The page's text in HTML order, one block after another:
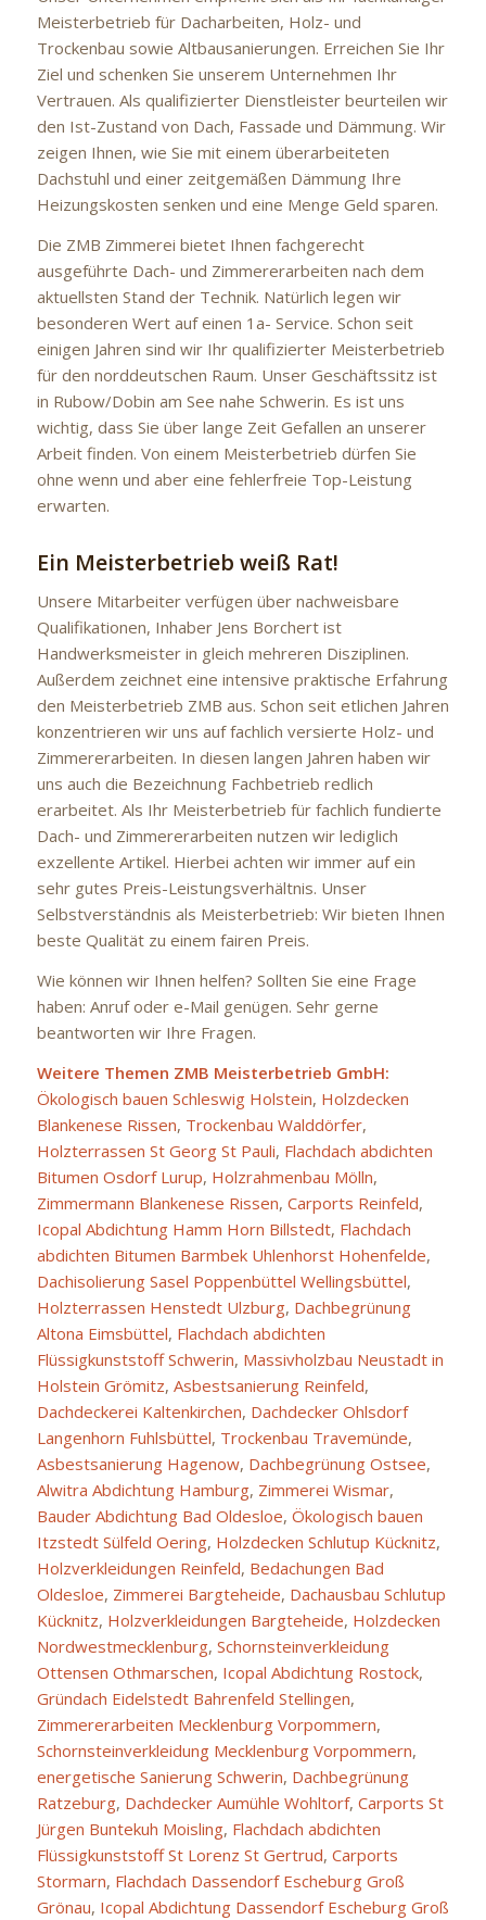
Meisterbetrieb für Dacharbeiten, Holz- und
Trockenbau sowie Altbausanierungen. Erreichen Sie Ihr
Ziel und schenken Sie unserem Unternehmen Ihr
Vertrauen. Als qualifizierter Dienstleister beurteilen wir
den Ist-Zustand von Dach, Fassade und Dämmung. Wir
zeigen Ihnen, wie Sie mit einem überarbeiteten
Dachstuhl und einer zeitgemäßen Dämmung Ihre
Heizungskosten senken und eine Menge Geld sparen.
Die ZMB Zimmerei bietet Ihnen fachgerecht
ausgeführte Dach- und Zimmererarbeiten nach dem
aktuellsten Stand der Technik. Natürlich legen wir
besonderen Wert auf einen 1a- Service. Schon seit
einigen Jahren sind wir Ihr qualifizierter Meisterbetrieb
für den norddeutschen Raum. Unser Geschäftssitz ist
in Rubow/Dobin am See nahe Schwerin. Es ist uns
wichtig, dass Sie über lange Zeit Gefallen an unserer
Arbeit finden. Von einem Meisterbetrieb dürfen Sie
ohne wenn und aber eine fehlerfreie Top-Leistung
erwarten.
Ein Meisterbetrieb weiß Rat!
Unsere Mitarbeiter verfügen über nachweisbare
Qualifikationen, Inhaber Jens Borchert ist
Handwerksmeister in gleich mehreren Disziplinen.
Außerdem zeichnet eine intensive praktische Erfahrung
den Meisterbetrieb ZMB aus. Schon seit etlichen Jahren
konzentrieren wir uns auf fachlich versierte Holz- und
Zimmererarbeiten. In diesen langen Jahren haben wir
uns auch die Bezeichnung Fachbetrieb redlich
erarbeitet. Als Ihr Meisterbetrieb für fachlich fundierte
Dach- und Zimmererarbeiten nutzen wir lediglich
exzellente Artikel. Hierbei achten wir immer auf ein
sehr gutes Preis-Leistungsverhältnis. Unser
Selbstverständnis als Meisterbetrieb: Wir bieten Ihnen
beste Qualität zu einem fairen Preis.
Wie können wir Ihnen helfen? Sollten Sie eine Frage
haben: Anruf oder e-Mail genügen. Sehr gerne
beantworten wir Ihre Fragen.
Weitere Themen ZMB Meisterbetrieb GmbH:
Ökologisch bauen Schleswig Holstein, Holzdecken
Blankenese Rissen, Trockenbau Walddörfer,
Holzterrassen St Georg St Pauli, Flachdach abdichten
Bitumen Osdorf Lurup, Holzrahmenbau Mölln,
Zimmermann Blankenese Rissen, Carports Reinfeld,
Icopal Abdichtung Hamm Horn Billstedt, Flachdach
abdichten Bitumen Barmbek Uhlenhorst Hohenfelde,
Dachisolierung Sasel Poppenbüttel Wellingsbüttel,
Holzterrassen Henstedt Ulzburg, Dachbegrünung
Altona Eimsbüttel, Flachdach abdichten
Flüssigkunststoff Schwerin, Massivholzbau Neustadt in
Holstein Grömitz, Asbestsanierung Reinfeld,
Dachdeckerei Kaltenkirchen, Dachdecker Ohlsdorf
Langenhorn Fuhlsbüttel, Trockenbau Travemünde,
Asbestsanierung Hagenow, Dachbegrünung Ostsee,
Alwitra Abdichtung Hamburg, Zimmerei Wismar,
Bauder Abdichtung Bad Oldesloe, Ökologisch bauen
Itzstedt Sülfeld Oering, Holzdecken Schlutup Kücknitz,
Holzverkleidungen Reinfeld, Bedachungen Bad
Oldesloe, Zimmerei Bargteheide, Dachausbau Schlutup
Kücknitz, Holzverkleidungen Bargteheide, Holzdecken
Nordwestmecklenburg, Schornsteinverkleidung
Ottensen Othmarschen, Icopal Abdichtung Rostock,
Gründach Eidelstedt Bahrenfeld Stellingen,
Zimmererarbeiten Mecklenburg Vorpommern,
Schornsteinverkleidung Mecklenburg Vorpommern,
energetische Sanierung Schwerin, Dachbegrünung
Ratzeburg, Dachdecker Aumühle Wohltorf, Carports St
Jürgen Buntekuh Moisling, Flachdach abdichten
Flüssigkunststoff St Lorenz St Gertrud, Carports
Stormarn, Flachdach Dassendorf Escheburg Groß
Grönau, Icopal Abdichtung Dassendorf Escheburg Groß